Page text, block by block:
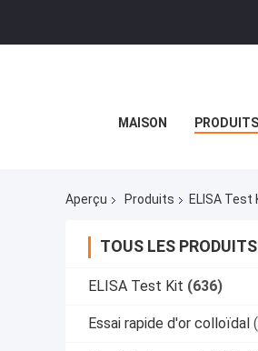
MAISON PRODUITS
Aperçu Produits ELISA Test
TOUS LES PRODUITS
ELISA Test Kit (636)
Essai rapide d'or colloïdal